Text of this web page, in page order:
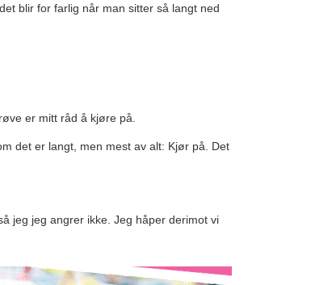
blir for farlig når man sitter så langt ned
er mitt råd å kjøre på.
det er langt, men mest av alt: Kjør på. Det
jeg jeg angrer ikke. Jeg håper derimot vi